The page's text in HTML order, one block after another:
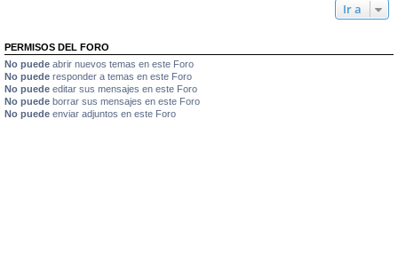
Ir a
PERMISOS DEL FORO
No puede abrir nuevos temas en este Foro
No puede responder a temas en este Foro
No puede editar sus mensajes en este Foro
No puede borrar sus mensajes en este Foro
No puede enviar adjuntos en este Foro